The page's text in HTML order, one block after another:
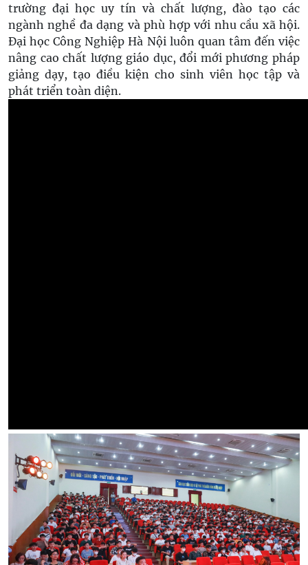
trường đại học uy tín và chất lượng, đào tạo các
ngành nghề đa dạng và phù hợp với nhu cầu xã hội.
Đại học Công Nghiệp Hà Nội luôn quan tâm đến việc
nâng cao chất lượng giáo dục, đổi mới phương pháp
giảng dạy, tạo điều kiện cho sinh viên học tập và
phát triển toàn diện.